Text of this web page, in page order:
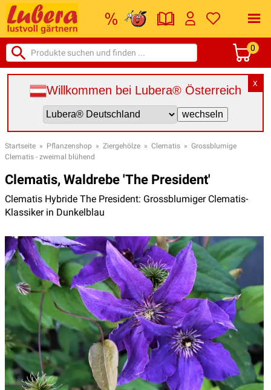
0
X
Willkommen bei Lubera® Österreich
Startseite » Pflanzenshop » Ziergehölze » Clematis » Grossblumige
Clematis - zweimal blühend
Clematis, Waldrebe 'The President'
Clematis Hybride The President: Grossblumiger Clematis-
Klassiker in Dunkelblau